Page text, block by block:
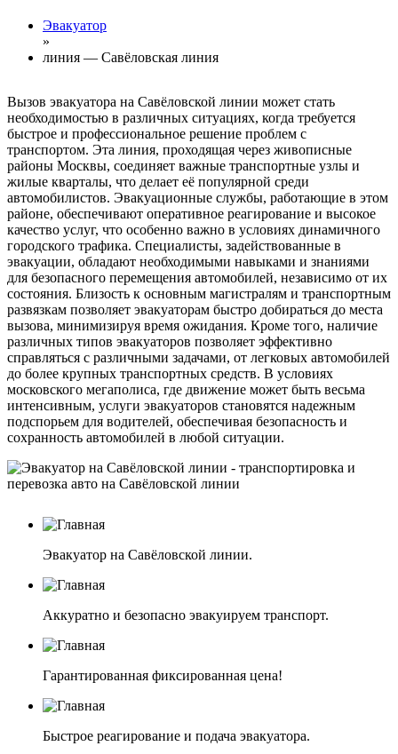
Эвакуатор
»
линия — Савёловская линия
Вызов эвакуатора на Савёловской линии может стать
необходимостью в различных ситуациях, когда требуется
быстрое и профессиональное решение проблем с
транспортом. Эта линия, проходящая через живописные
районы Москвы, соединяет важные транспортные узлы и
жилые кварталы, что делает её популярной среди
автомобилистов. Эвакуационные службы, работающие в этом
районе, обеспечивают оперативное реагирование и высокое
качество услуг, что особенно важно в условиях динамичного
городского трафика. Специалисты, задействованные в
эвакуации, обладают необходимыми навыками и знаниями
для безопасного перемещения автомобилей, независимо от их
состояния. Близость к основным магистралям и транспортным
развязкам позволяет эвакуаторам быстро добираться до места
вызова, минимизируя время ожидания. Кроме того, наличие
различных типов эвакуаторов позволяет эффективно
справляться с различными задачами, от легковых автомобилей
до более крупных транспортных средств. В условиях
московского мегаполиса, где движение может быть весьма
интенсивным, услуги эвакуаторов становятся надежным
подспорьем для водителей, обеспечивая безопасность и
сохранность автомобилей в любой ситуации.
Эвакуатор на Савёловской линии.
Аккуратно и безопасно эвакуируем транспорт.
Гарантированная фиксированная цена!
Быстрое реагирование и подача эвакуатора.